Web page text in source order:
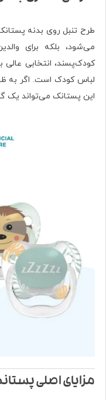
طرح تنبل روی بدنه
می‌شود، بلکه برای
کودک‌پسند، انتخابی
لباس کودک است. اگر به
این پستانک می‌تواند یک